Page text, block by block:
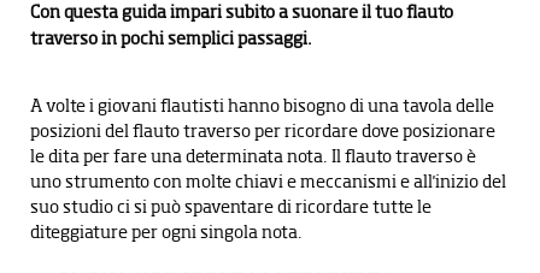
EVENTI E NEWS
LA STORIA
CARTA DEL DOCENTE
NEWSLETTER
CONTATTI
Con questa guida impari subito a suonare il tuo flauto
traverso in pochi semplici passaggi.
A volte i giovani flautisti hanno bisogno di una tavola delle
posizioni del flauto traverso per ricordare dove posizionare
le dita per fare una determinata nota. Il flauto traverso è
uno strumento con molte chiavi e meccanismi e all'inizio del
suo studio ci si può spaventare di ricordare tutte le
diteggiature per ogni singola nota.